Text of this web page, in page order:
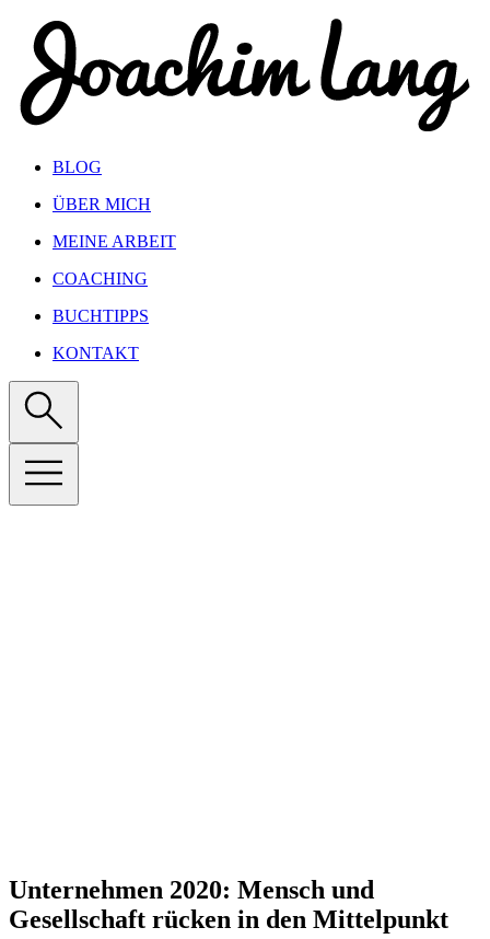
BLOG
ÜBER MICH
MEINE ARBEIT
COACHING
BUCHTIPPS
KONTAKT
Unternehmen 2020: Mensch und
Gesellschaft rücken in den Mittelpunkt